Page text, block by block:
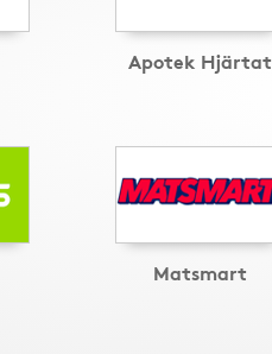
Apotek Hjärtat
Matsmart